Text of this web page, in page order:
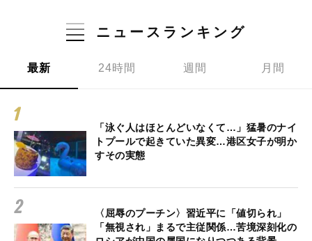
ニュースランキング
最新 24時間 週間 月間
「泳ぐ人はほとんどいなくて…」猛暑のナイ
トプールで起きていた異変…港区女子が明か
すその実態
〈屈辱のプーチン〉習近平に「値切られ」
「無視され」まるで主従関係…苦境深刻化の